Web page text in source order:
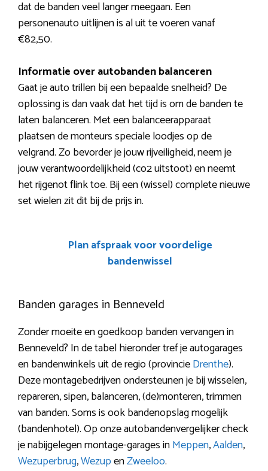
dat de banden veel langer meegaan. Een
personenauto uitlijnen is al uit te voeren vanaf
€82,50.
Informatie over autobanden balanceren
Gaat je auto trillen bij een bepaalde snelheid? De
oplossing is dan vaak dat het tijd is om de banden te
laten balanceren. Met een balanceerapparaat
plaatsen de monteurs speciale loodjes op de
velgrand. Zo bevorder je jouw rijveiligheid, neem je
jouw verantwoordelijkheid (co2 uitstoot) en neemt
het rijgenot flink toe. Bij een (wissel) complete nieuwe
set wielen zit dit bij de prijs in.
Plan afspraak voor voordelige
bandenwissel
Banden garages in Benneveld
Zonder moeite en goedkoop banden vervangen in
Benneveld? In de tabel hieronder tref je autogarages
en bandenwinkels uit de regio (provincieDrenthe).
Deze montagebedrijven ondersteunen je bij wisselen,
repareren, sipen, balanceren, (de)monteren, trimmen
van banden. Soms is ook bandenopslag mogelijk
(bandenhotel). Op onze autobandenvergelijker check
je nabijgelegen montage-garages inMeppen,Aalden,
Wezuperbrug,WezupenZweeloo.